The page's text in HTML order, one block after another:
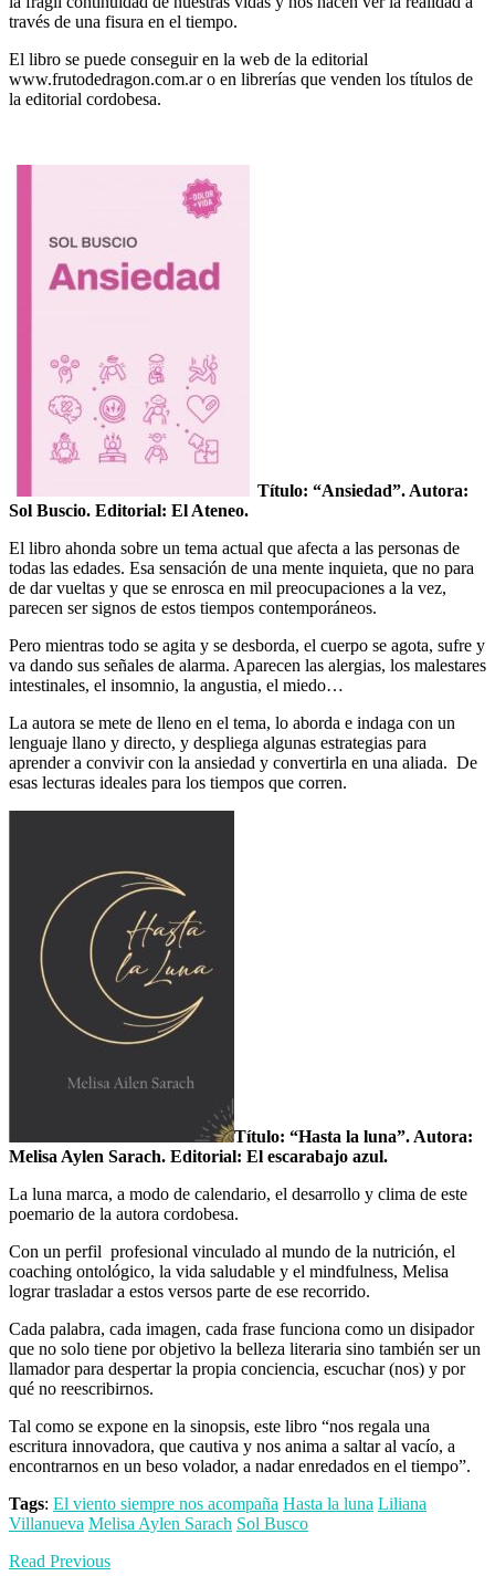
través de una fisura en el tiempo.
El libro se puede conseguir en la web de la editorial
www.frutodedragon.com.ar o en librerías que venden los títulos de
la editorial cordobesa.
Título: “Ansiedad”. Autora:
Sol Buscio. Editorial: El Ateneo.
El libro ahonda sobre un tema actual que afecta a las personas de
todas las edades. Esa sensación de una mente inquieta, que no para
de dar vueltas y que se enrosca en mil preocupaciones a la vez,
parecen ser signos de estos tiempos contemporáneos.
Pero mientras todo se agita y se desborda, el cuerpo se agota, sufre y
va dando sus señales de alarma. Aparecen las alergias, los malestares
intestinales, el insomnio, la angustia, el miedo…
La autora se mete de lleno en el tema, lo aborda e indaga con un
lenguaje llano y directo, y despliega algunas estrategias para
aprender a convivir con la ansiedad y convertirla en una aliada. De
esas lecturas ideales para los tiempos que corren.
Título: “Hasta la luna”. Autora:
Melisa Aylen Sarach. Editorial: El escarabajo azul.
La luna marca, a modo de calendario, el desarrollo y clima de este
poemario de la autora cordobesa.
Con un perfil profesional vinculado al mundo de la nutrición, el
coaching ontológico, la vida saludable y el mindfulness, Melisa
lograr trasladar a estos versos parte de ese recorrido.
Cada palabra, cada imagen, cada frase funciona como un disipador
que no solo tiene por objetivo la belleza literaria sino también ser un
llamador para despertar la propia conciencia, escuchar (nos) y por
qué no reescribirnos.
Tal como se expone en la sinopsis, este libro “nos regala una
escritura innovadora, que cautiva y nos anima a saltar al vacío, a
encontrarnos en un beso volador, a nadar enredados en el tiempo”.
Tags: El viento siempre nos acompaña Hasta la luna Liliana
Villanueva Melisa Aylen Sarach Sol Busco
Read Previous